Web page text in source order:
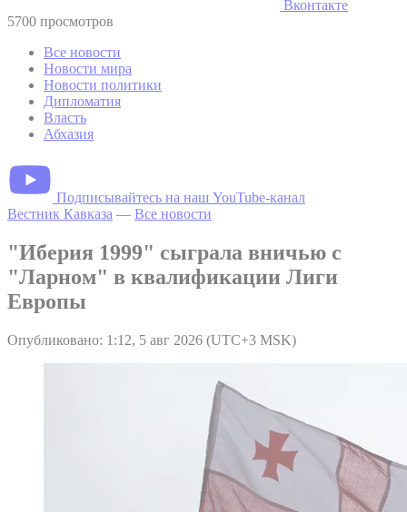
Вконтакте
5700 просмотров
Все новости
Новости мира
Новости политики
Дипломатия
Власть
Абхазия
Подписывайтесь на наш YouTube-канал
Вестник Кавказа — Все новости
"Иберия 1999" сыграла вничью с
"Ларном" в квалификации Лиги
Европы
Опубликовано: 1:12, 5 авг 2026 (UTC+3 MSK)